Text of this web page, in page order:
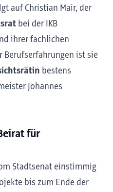
auf Christian Mair, der
bei der IKB
ihrer fachlichen
ist sie
bestens
Johannes
für
Stadtsenat einstimmig
bis zum Ende der